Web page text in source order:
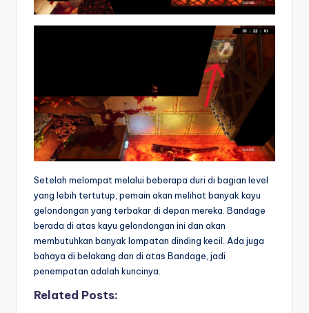
Setelah melompat melalui beberapa duri di bagian level
yang lebih tertutup, pemain akan melihat banyak kayu
gelondongan yang terbakar di depan mereka. Bandage
berada di atas kayu gelondongan ini dan akan
membutuhkan banyak lompatan dinding kecil. Ada juga
bahaya di belakang dan di atas Bandage, jadi
penempatan adalah kuncinya.
Related Posts: